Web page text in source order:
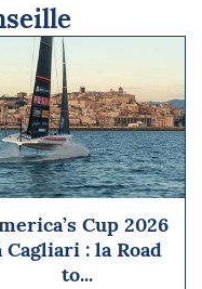
Cup 2026
Cagliari : la Road
to...